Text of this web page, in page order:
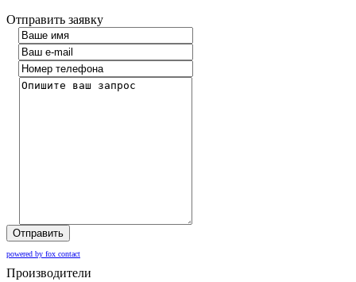
Отправить заявку
Отправить
powered by fox contact
Производители